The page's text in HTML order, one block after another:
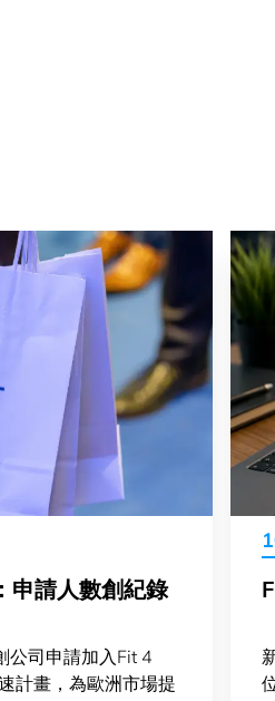
申請人數創紀錄
公司申請加入Fit 4
計畫，為歐洲市場提